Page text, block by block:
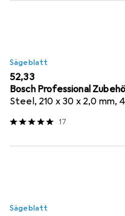
Sägeblatt
EUR
52,33
Bosch Professional
Steel, 210 x 30 x 2,0 mm,
17
Sägeblatt